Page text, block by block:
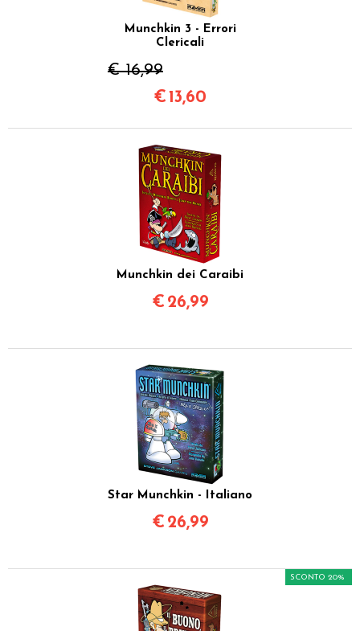
Munchkin 3 - Errori
Clericali
€ 16,99
€ 13,60
Munchkin dei Caraibi
€ 26,99
Star Munchkin - Italiano
€ 26,99
SCONTO 20%